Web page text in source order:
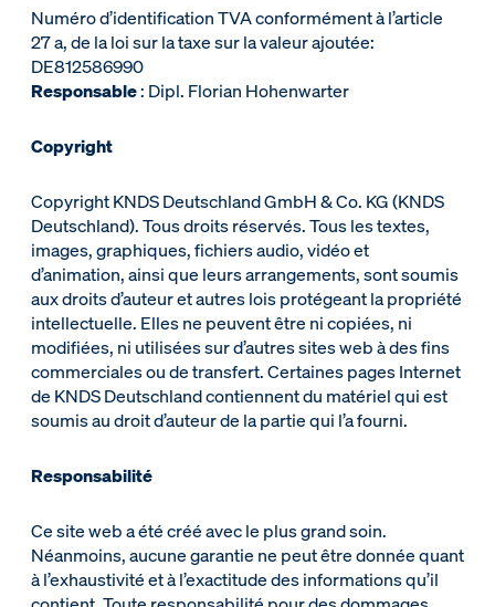
Numéro d’identification TVA conformément à l’article
27 a, de la loi sur la taxe sur la valeur ajoutée:
DE812586990
Responsable: Dipl. Florian Hohenwarter
Copyright
Copyright KNDS Deutschland GmbH & Co. KG (KNDS
Deutschland). Tous droits réservés. Tous les textes,
images, graphiques, fichiers audio, vidéo et
d’animation, ainsi que leurs arrangements, sont soumis
aux droits d’auteur et autres lois protégeant la propriété
intellectuelle. Elles ne peuvent être ni copiées, ni
modifiées, ni utilisées sur d’autres sites web à des fins
commerciales ou de transfert. Certaines pages Internet
de KNDS Deutschland contiennent du matériel qui est
soumis au droit d’auteur de la partie qui l’a fourni.
Responsabilité
Ce site web a été créé avec le plus grand soin.
Néanmoins, aucune garantie ne peut être donnée quant
à l’exhaustivité et à l’exactitude des informations qu’il